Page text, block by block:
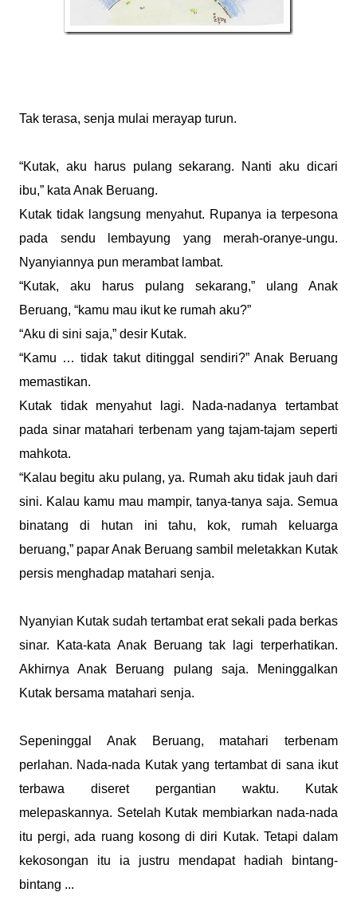
Tak terasa, senja mulai merayap turun.
“Kutak, aku harus pulang sekarang. Nanti aku dicari
ibu,” kata Anak Beruang.
Kutak tidak langsung menyahut. Rupanya ia terpesona
pada sendu lembayung yang merah-oranye-ungu.
Nyanyiannya pun merambat lambat.
“Kutak, aku harus pulang sekarang,” ulang Anak
Beruang, “kamu mau ikut ke rumah aku?”
“Aku di sini saja,” desir Kutak.
“Kamu … tidak takut ditinggal sendiri?” Anak Beruang
memastikan.
Kutak tidak menyahut lagi. Nada-nadanya tertambat
pada sinar matahari terbenam yang tajam-tajam seperti
mahkota.
“Kalau begitu aku pulang, ya. Rumah aku tidak jauh dari
sini. Kalau kamu mau mampir, tanya-tanya saja. Semua
binatang di hutan ini tahu, kok, rumah keluarga
beruang,” papar Anak Beruang sambil meletakkan Kutak
persis menghadap matahari senja.
Nyanyian Kutak sudah tertambat erat sekali pada berkas
sinar. Kata-kata Anak Beruang tak lagi terperhatikan.
Akhirnya Anak Beruang pulang saja. Meninggalkan
Kutak bersama matahari senja.
Sepeninggal Anak Beruang, matahari terbenam
perlahan. Nada-nada Kutak yang tertambat di sana ikut
terbawa diseret pergantian waktu. Kutak
melepaskannya. Setelah Kutak membiarkan nada-nada
itu pergi, ada ruang kosong di diri Kutak. Tetapi dalam
kekosongan itu ia justru mendapat hadiah bintang-
bintang ...